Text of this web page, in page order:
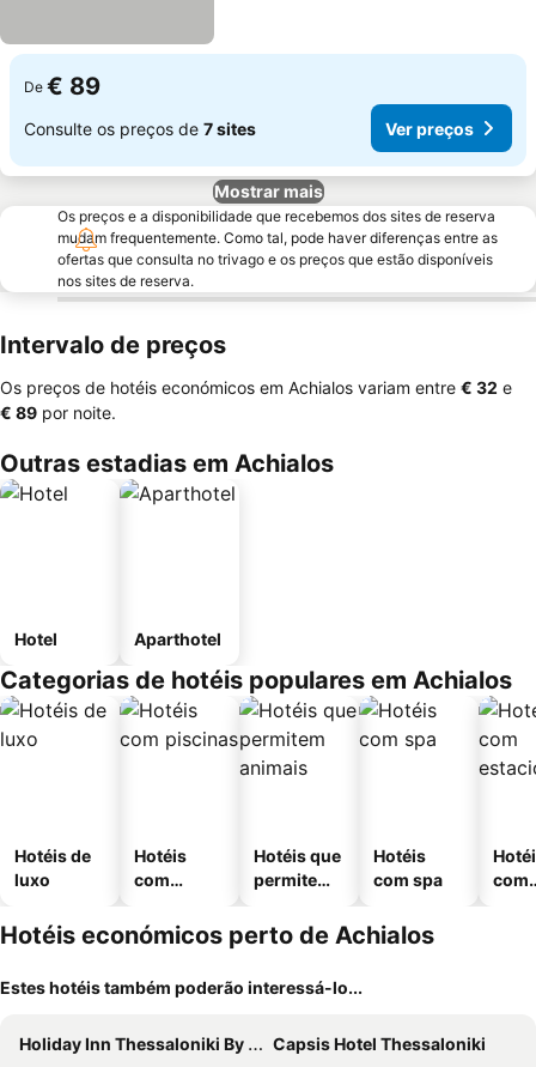
De € 89
Consulte os preços de 7 sites Ver preços
Mostrar mais
Os preços e a disponibilidade que recebemos dos sites de reserva
mudam frequentemente. Como tal, pode haver diferenças entre as
ofertas que consulta no trivago e os preços que estão disponíveis
nos sites de reserva.
Intervalo de preços
Os preços de hotéis económicos em Achialos variam entre ‎€ 32 e
‎€ 89 por noite.
Outras estadias em Achialos
Hotel Aparthotel
Categorias de hotéis populares em Achialos
Hotéis de
luxo
Hotéis
com
Hotéis que
permitem
Hotéis
com spa
com
Hotéis económicos perto de Achialos
Estes hotéis também poderão interessá-lo...
Holiday Inn Thessaloniki By Ihg
Capsis Hotel Thessaloniki